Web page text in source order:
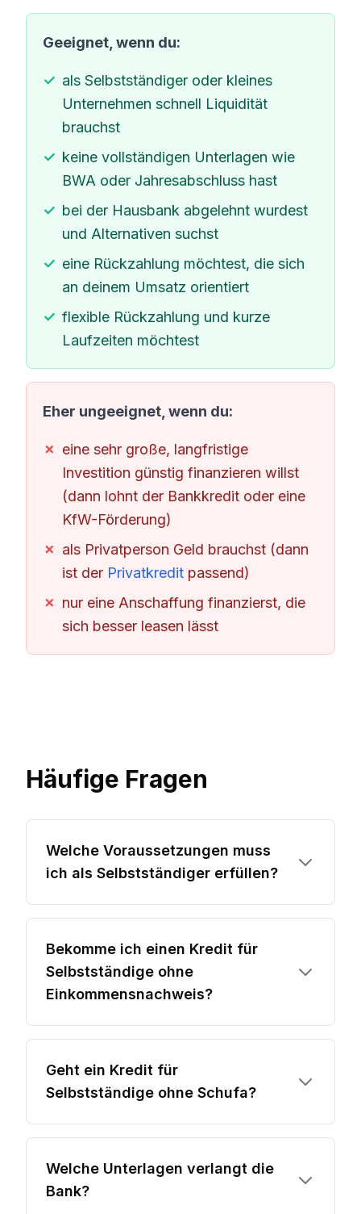
Geeignet, wenn du:
als Selbstständiger oder kleines
Unternehmen schnell Liquidität
brauchst
keine vollständigen Unterlagen wie
BWA oder Jahresabschluss hast
bei der Hausbank abgelehnt wurdest
und Alternativen suchst
eine Rückzahlung möchtest, die sich
an deinem Umsatz orientiert
flexible Rückzahlung und kurze
Laufzeiten möchtest
Eher ungeeignet, wenn du:
eine sehr große, langfristige
Investition günstig finanzieren willst
(dann lohnt der Bankkredit oder eine
KfW-Förderung)
als Privatperson Geld brauchst (dann
ist der Privatkredit passend)
nur eine Anschaffung finanzierst, die
sich besser leasen lässt
Häufige Fragen
Welche Voraussetzungen muss
ich als Selbstständiger erfüllen?
Bekomme ich einen Kredit für
Selbstständige ohne
Einkommensnachweis?
Geht ein Kredit für
Selbstständige ohne Schufa?
Welche Unterlagen verlangt die
Bank?